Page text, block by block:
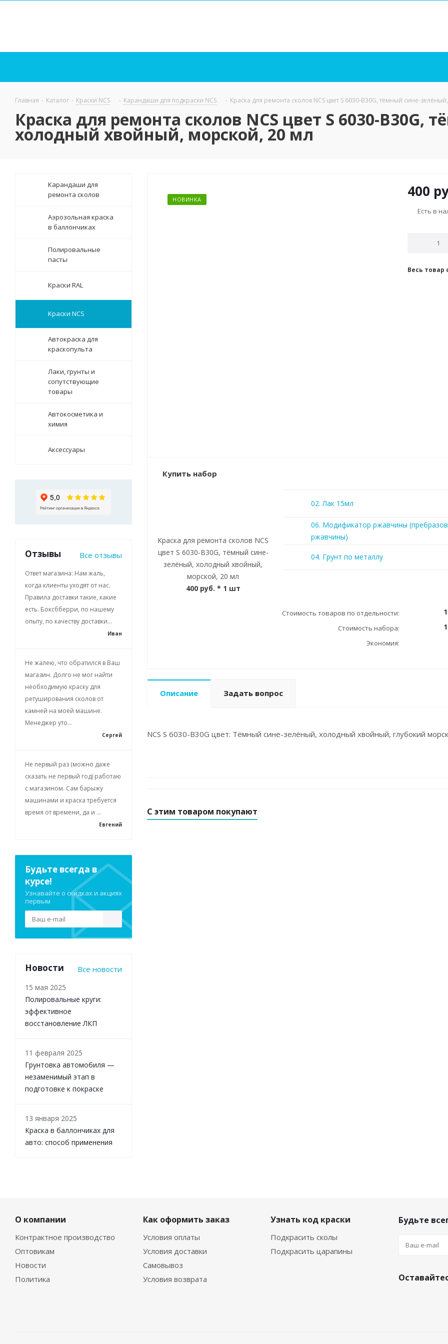
Главная - Каталог - Краски NCS - Карандаши для подкраски NCS - Краска для ремонта сколов NCS цвет S 6030-B30G, тёмный сине-
Краска для ремонта сколов NCS цвет S 6030-B30G,
холодный хвойный, морской, 20 мл
НОВИНКА 400
Есть в
Весь
Купить набор
Краска для ремонта сколов NCS
цвет S 6030-B30G, тёмный сине-
зелёный, холодный хвойный,
морской, 20 мл
400 руб. * 1 шт
02. Лак 15мл
06. Модификатор ржавчины
ржавчины)
04. Грунт по металлу
Стоимость товаров по отдельности:
Стоимость набора:
Экономия:
Описание Задать вопрос
NCS S 6030-B30G цвет: Тёмный сине-зелёный, холодный хвойный, глубокий
С этим товаром покупают
Карандаши для
ремонта сколов
Аэрозольная краска
в баллончиках
Полировальные
пасты
Краски RAL
Краски NCS
Автокраска для
краскопульта
Лаки, грунты и
сопутствующие
товары
Автокосметика и
химия
Аксессуары
Отзывы Все отзывы
Ответ магазина: Нам жаль,
когда клиенты уходят от нас.
Правила доставки такие, какие
есть. Боксбберри, по нашему
опыту, по качеству доставки...
Иван
Не жалею, что обратился в Ваш
магазин. Долго не мог найти
необходимую краску для
ретуширования сколов от
камней на моей машине.
Менеджер уто...
Сергей
Не первый раз (можно даже
сказать не первый год) работаю
с магазином. Сам барыжу
машинами и краска требуется
время от времени, да и ...
Евгений
Будьте всегда в
курсе!
Узнавайте о скидках и акциях
первым
Новости Все новости
15 мая 2025
Полировальные круги:
эффективное
восстановление ЛКП
11 февраля 2025
Грунтовка автомобиля —
незаменимый этап в
подготовке к покраске
13 января 2025
Краска в баллончиках для
авто: способ применения
О компании
Контрактное производство
Оптовикам
Новости
Политика
Как оформить заказ
Условия оплаты
Условия доставки
Самовывоз
Условия возврата
Узнать код краски
Подкрасить сколы
Подкрасить царапины
Будьте